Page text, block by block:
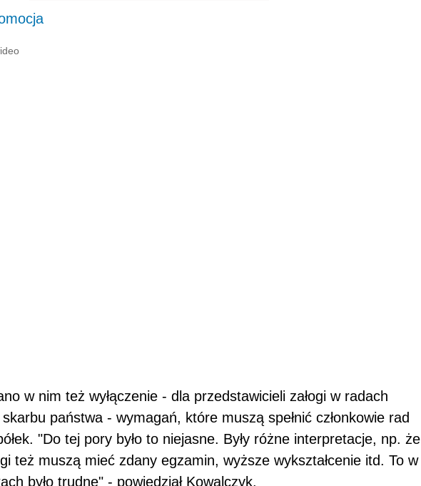
w nim też wyłączenie - dla przedstawicieli załogi w radach
państwa - wymagań, które muszą spełnić członkowie rad
"Do tej pory było to niejasne. Były różne interpretacje, np. że
też muszą mieć zdany egzamin, wyższe wykształcenie itd. To w
było trudne" - powiedział Kowalczyk.